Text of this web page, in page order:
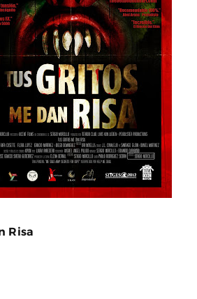
Risa
Rueda, organizador
Film Market